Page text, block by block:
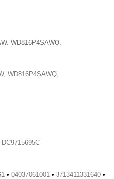
WD816P4SAWQ,
WD816P4SAWQ,
DC9715695C
• 04037061001 • 8713411331640 •